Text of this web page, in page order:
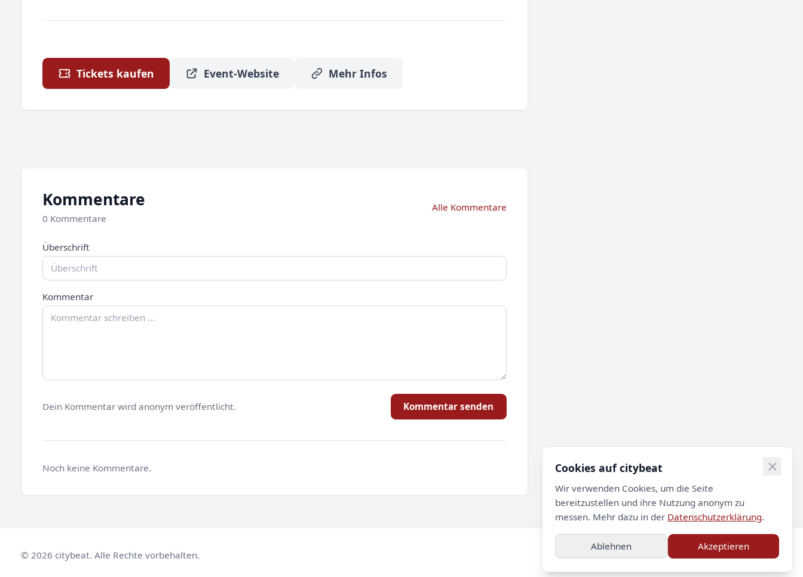
Tickets kaufen Event-Website Mehr Infos
Kommentare
0 Kommentare
Alle Kommentare
Überschrift
Kommentar
Dein Kommentar wird anonym veröffentlicht. Kommentar senden
Noch keine Kommentare.
© 2026 citybeat. Alle Rechte vorbehalten. Impressum Datenschutz Kontakt
Cookies auf citybeat
Wir verwenden Cookies, um die Seite
bereitzustellen und ihre Nutzung anonym zu
messen. Mehr dazu in der Datenschutzerklärung.
Ablehnen Akzeptieren